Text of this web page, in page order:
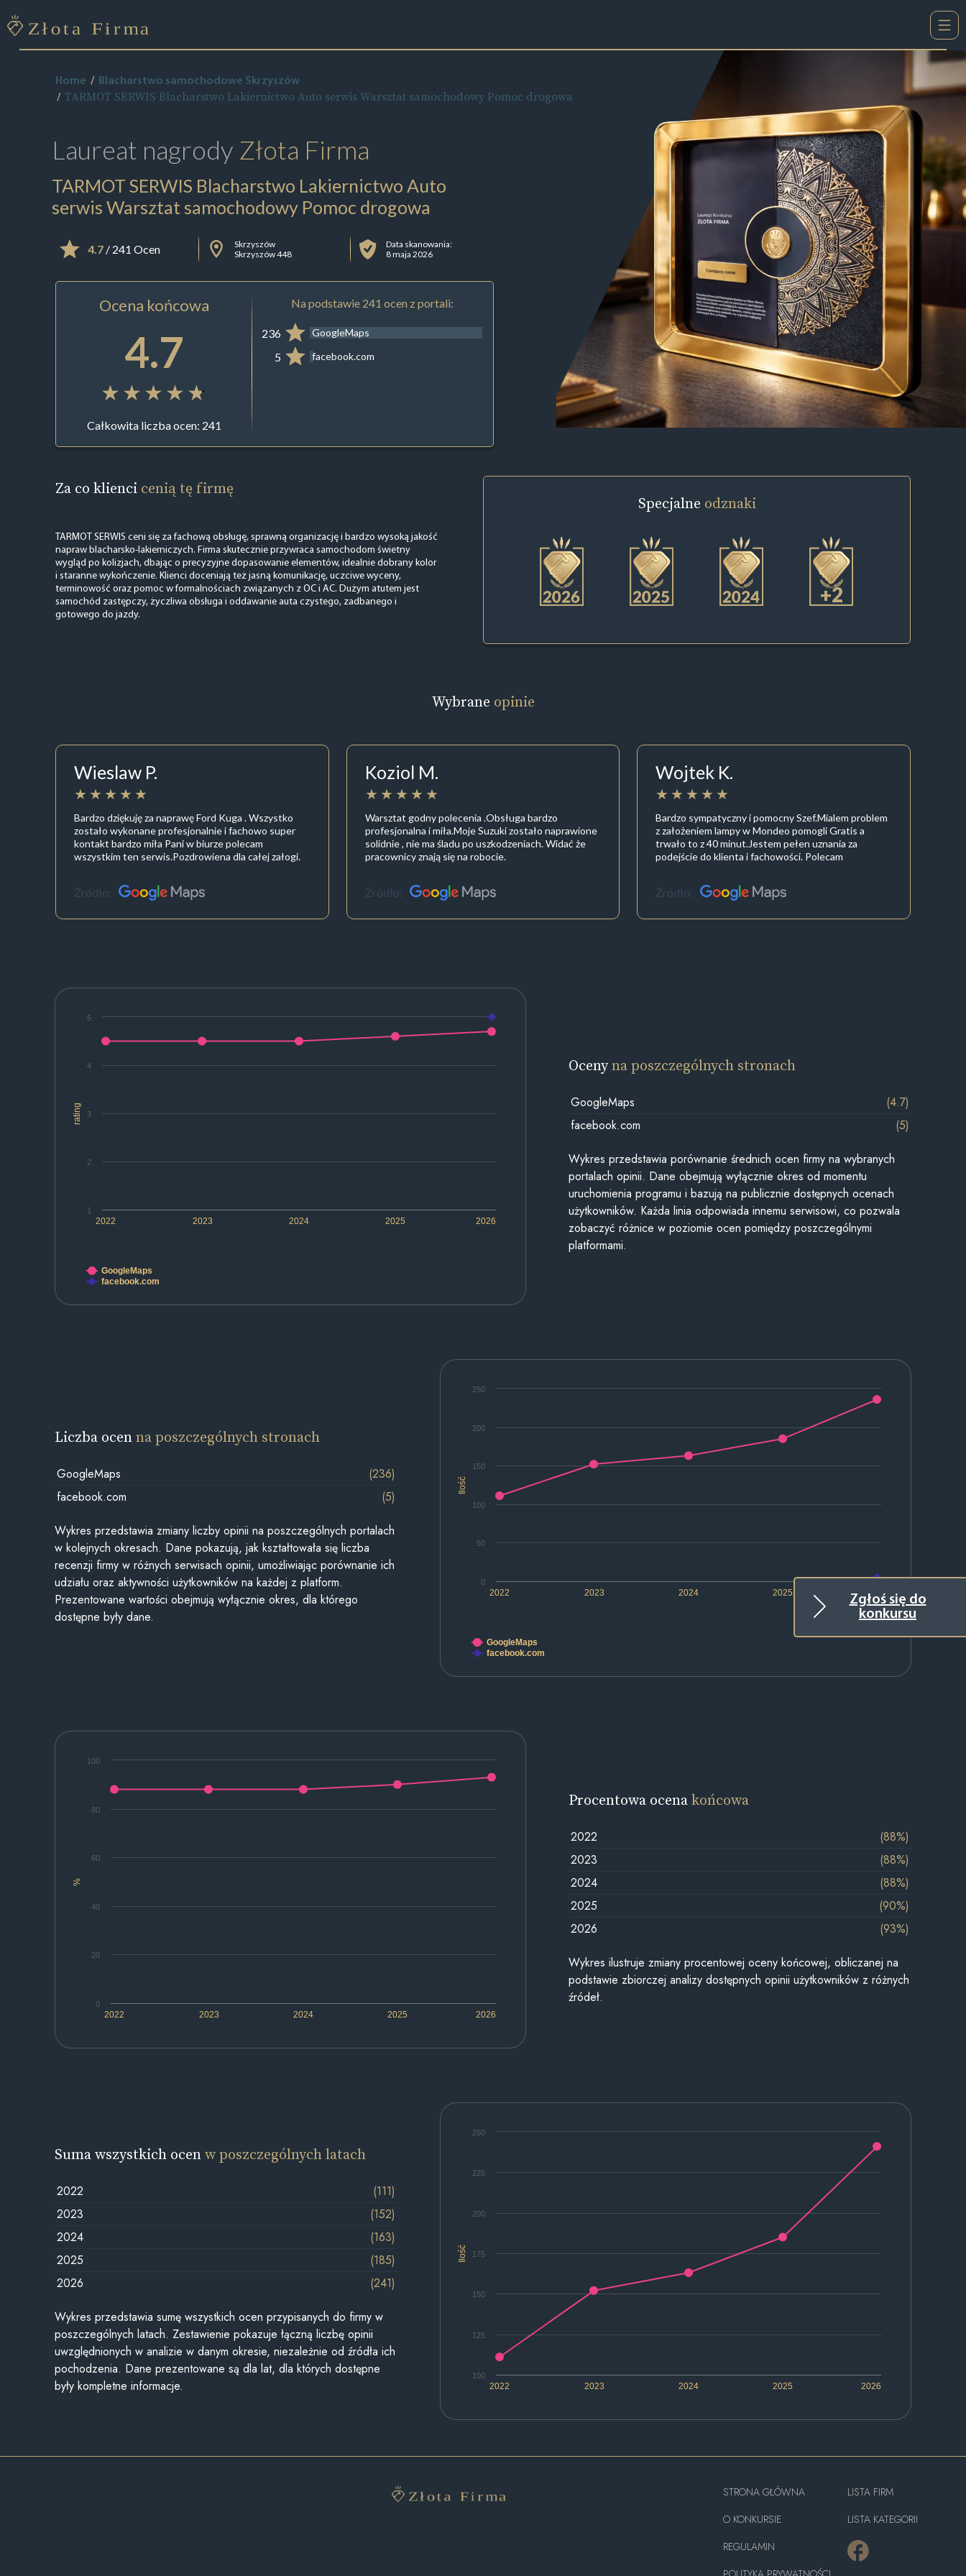
Zgłoś się do
konkursu
Home Blacharstwo samochodowe Skrzyszów
TARMOT SERWIS Blacharstwo Lakiernictwo Auto serwis Warsztat samochodowy Pomoc drogowa
Laureat nagrody Złota Firma
TARMOT SERWIS Blacharstwo Lakiernictwo Auto
serwis Warsztat samochodowy Pomoc drogowa
4.7/ 241 Ocen
Skrzyszów
Skrzyszów 448
Data skanowania:
8 maja 2026
Ocena końcowa
4.7
Całkowita liczba ocen: 241
Na podstawie 241 ocen z portali:
236 GoogleMaps
5 facebook.com
Za co klienci cenią tę firmę
TARMOT SERWIS ceni się za fachową obsługę, sprawną organizację i bardzo wysoką jakość
napraw blacharsko-lakierniczych. Firma skutecznie przywraca samochodom świetny
wygląd po kolizjach, dbając o precyzyjne dopasowanie elementów, idealnie dobrany kolor
i staranne wykończenie. Klienci doceniają też jasną komunikację, uczciwe wyceny,
terminowość oraz pomoc w formalnościach związanych z OC i AC. Dużym atutem jest
samochód zastępczy, życzliwa obsługa i oddawanie auta czystego, zadbanego i
gotowego do jazdy.
Specjalne odznaki
+2
Wybrane opinie
Wieslaw P.
Bardzo dziękuję za naprawę Ford Kuga . Wszystko
zostało wykonane profesjonalnie i fachowo super
kontakt bardzo miła Pani w biurze polecam
wszystkim ten serwis.Pozdrowiena dla całej załogi.
Źródło:
Koziol M.
Warsztat godny polecenia .Obsługa bardzo
profesjonalna i miła.Moje Suzuki zostało naprawione
solidnie , nie ma śladu po uszkodzeniach. Widać że
pracownicy znają się na robocie.
Źródło:
Wojtek K.
Bardzo sympatyczny i pomocny Szef.Mialem problem
z założeniem lampy w Mondeo pomogli Gratis a
trwało to z 40 minut.Jestem pełen uznania za
podejście do klienta i fachowości. Polecam
Źródło:
rating
2022 2023 2024 2025 2026
1
2
3
4
5
GoogleMaps
facebook.com
Ocenyna poszczególnych stronach
GoogleMaps
(4.7)
facebook.com
(5)
Wykres przedstawia porównanie średnich ocen firmy na wybranych
portalach opinii. Dane obejmują wyłącznie okres od momentu
uruchomienia programu i bazują na publicznie dostępnych ocenach
użytkowników. Każda linia odpowiada innemu serwisowi, co pozwala
zobaczyć różnice w poziomie ocen pomiędzy poszczególnymi
platformami.
Ilość
2022 2023 2024 2025 2026
0
50
100
150
200
250
GoogleMaps
facebook.com
Liczba ocenna poszczególnych stronach
GoogleMaps
(236)
facebook.com
(5)
Wykres przedstawia zmiany liczby opinii na poszczególnych portalach
w kolejnych okresach. Dane pokazują, jak kształtowała się liczba
recenzji firmy w różnych serwisach opinii, umożliwiając porównanie ich
udziału oraz aktywności użytkowników na każdej z platform.
Prezentowane wartości obejmują wyłącznie okres, dla którego
dostępne były dane.
%
2022 2023 2024 2025 2026
0
20
40
60
80
100
Procentowa ocenakońcowa
2022
(88%)
2023
(88%)
2024
(88%)
2025
(90%)
2026
(93%)
Wykres ilustruje zmiany procentowej oceny końcowej, obliczanej na
podstawie zbiorczej analizy dostępnych opinii użytkowników z różnych
źródeł.
Ilość
2022 2023 2024 2025 2026
100
125
150
175
200
225
250
Suma wszystkich ocenw poszczególnych latach
2022
(111)
2023
(152)
2024
(163)
2025
(185)
2026
(241)
Wykres przedstawia sumę wszystkich ocen przypisanych do firmy w
poszczególnych latach. Zestawienie pokazuje łączną liczbę opinii
uwzględnionych w analizie w danym okresie, niezależnie od źródła ich
pochodzenia. Dane prezentowane są dla lat, dla których dostępne
były kompletne informacje.
STRONA GŁÓWNA
O KONKURSIE
REGULAMIN
LISTA FIRM
LISTA KATEGORII